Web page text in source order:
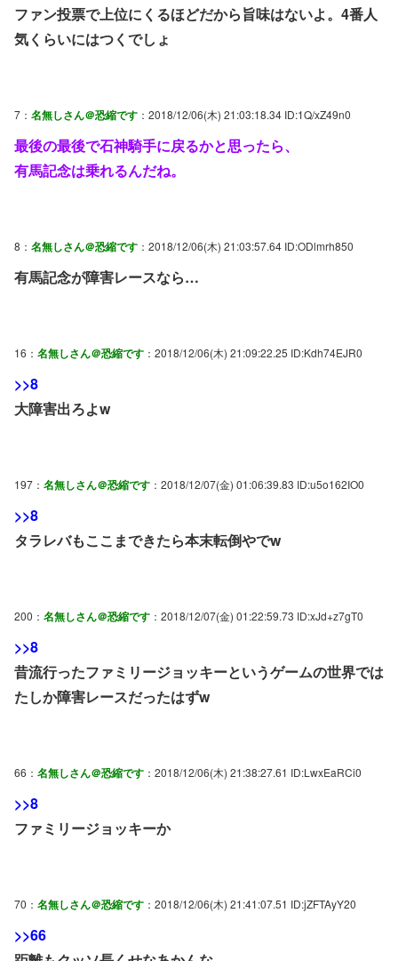
ファン投票で上位にくるほどだから旨味はないよ。4番人
気くらいにはつくでしょ
7： 名無しさん＠恐縮です ：2018/12/06(木) 21:03:18.34 ID:1Q/xZ49n0
最後の最後で石神騎手に戻るかと思ったら、
有馬記念は乗れるんだね。
8： 名無しさん＠恐縮です ：2018/12/06(木) 21:03:57.64 ID:ODlmrh850
有馬記念が障害レースなら…
16： 名無しさん＠恐縮です ：2018/12/06(木) 21:09:22.25 ID:Kdh74EJR0
>>8
大障害出ろよw
197： 名無しさん＠恐縮です ：2018/12/07(金) 01:06:39.83 ID:u5o162IO0
>>8
タラレバもここまできたら本末転倒やでw
200： 名無しさん＠恐縮です ：2018/12/07(金) 01:22:59.73 ID:xJd+z7gT0
>>8
昔流行ったファミリージョッキーというゲームの世界では
たしか障害レースだったはずw
66： 名無しさん＠恐縮です ：2018/12/06(木) 21:38:27.61 ID:LwxEaRCi0
>>8
ファミリージョッキーか
70： 名無しさん＠恐縮です ：2018/12/06(木) 21:41:07.51 ID:jZFTAyY20
>>66